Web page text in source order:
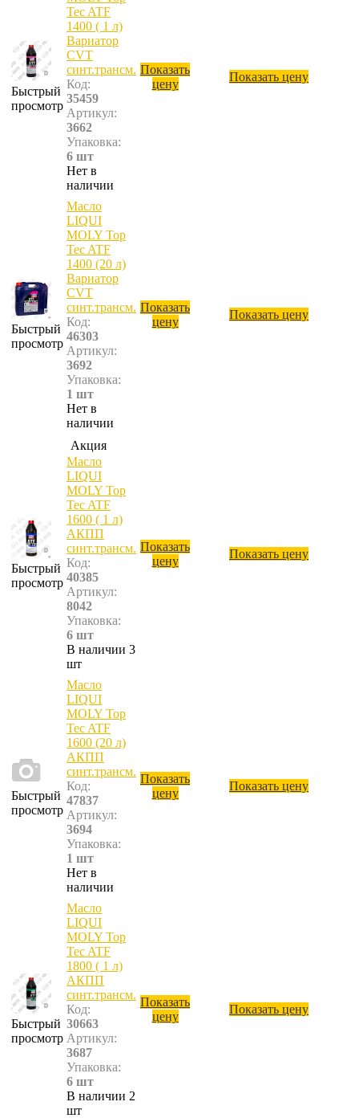
Быстрый
просмотр
Tec ATF
1400 ( 1 л)
Вариатор
CVT
синт.трансм.
Код:
35459
Артикул:
3662
Упаковка:
6 шт
Нет в
наличии
Показать
цену
Показать цену
Быстрый
просмотр
Масло
LIQUI
MOLY Top
Tec ATF
1400 (20 л)
Вариатор
CVT
синт.трансм.
Код:
46303
Артикул:
3692
Упаковка:
1 шт
Нет в
наличии
Показать
цену
Показать цену
Быстрый
просмотр
Акция
Масло
LIQUI
MOLY Top
Tec ATF
1600 ( 1 л)
АКПП
синт.трансм.
Код:
40385
Артикул:
8042
Упаковка:
6 шт
В наличии 3
шт
Показать
цену
Показать цену
Быстрый
просмотр
Масло
LIQUI
MOLY Top
Tec ATF
1600 (20 л)
АКПП
синт.трансм.
Код:
47837
Артикул:
3694
Упаковка:
1 шт
Нет в
наличии
Показать
цену
Показать цену
Быстрый
просмотр
Масло
LIQUI
MOLY Top
Tec ATF
1800 ( 1 л)
АКПП
синт.трансм.
Код:
30663
Артикул:
3687
Упаковка:
6 шт
В наличии 2
шт
Показать
цену
Показать цену